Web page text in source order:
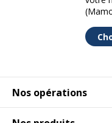
Nos opérations